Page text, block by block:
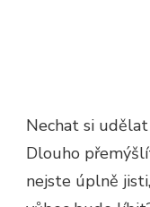
Nechat si
Dlouho
nejste úplně